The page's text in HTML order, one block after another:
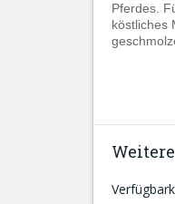
Pferdes.
köstliches